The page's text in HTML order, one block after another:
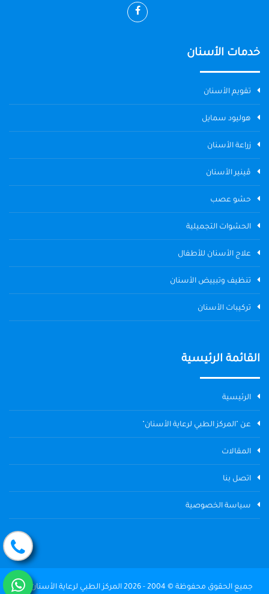
خدمات الأسنان
تقويم الأسنان
هوليود سمايل
زراعة الأسنان
ڤينير الأسنان
حشو عصب
الحشوات التجميلية
علاج الأسنان للأطفال
تنظيف وتبييض الأسنان
تركيبات الأسنان
القائمة الرئيسية
الرئيسية
عن "المركز الطبي لرعاية الأسنان"
المقالات
اتصل بنا
سياسة الخصوصية
جميع الحقوق محفوظة © 2004 - 2026 المركز الطبي لرعاية الأسنان The